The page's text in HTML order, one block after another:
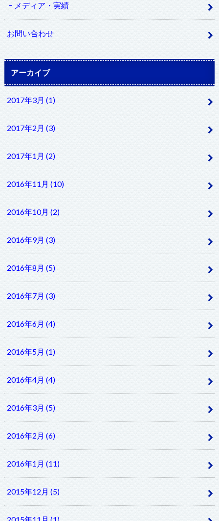
メディア・実績
お問い合わせ
アーカイブ
2017年3月 (1)
2017年2月 (3)
2017年1月 (2)
2016年11月 (10)
2016年10月 (2)
2016年9月 (3)
2016年8月 (5)
2016年7月 (3)
2016年6月 (4)
2016年5月 (1)
2016年4月 (4)
2016年3月 (5)
2016年2月 (6)
2016年1月 (11)
2015年12月 (5)